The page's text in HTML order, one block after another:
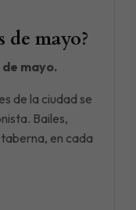
de mayo?
mayo.
de la ciudad se
Bailes,
en cada